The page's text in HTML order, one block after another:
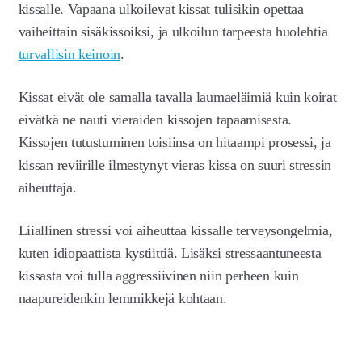
kissalle. Vapaana ulkoilevat kissat tulisikin opettaa
vaiheittain sisäkissoiksi, ja ulkoilun tarpeesta huolehtia
turvallisin keinoin.
Kissat eivät ole samalla tavalla laumaeläimiä kuin koirat
eivätkä ne nauti vieraiden kissojen tapaamisesta.
Kissojen tutustuminen toisiinsa on hitaampi prosessi, ja
kissan reviirille ilmestynyt vieras kissa on suuri stressin
aiheuttaja.
Liiallinen stressi voi aiheuttaa kissalle terveysongelmia,
kuten idiopaattista kystiittiä. Lisäksi stressaantuneesta
kissasta voi tulla aggressiivinen niin perheen kuin
naapureidenkin lemmikkejä kohtaan.